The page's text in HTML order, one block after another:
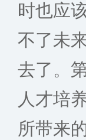
时也应
不了未
去了。
人才培
所带来